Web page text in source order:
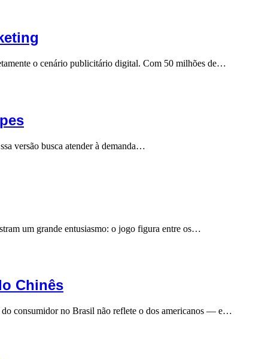
o cenário publicitário digital. Com 50 milhões de…
versão busca atender à demanda…
um grande entusiasmo: o jogo figura entre os…
Chinês
do consumidor no Brasil não reflete o dos americanos — e…